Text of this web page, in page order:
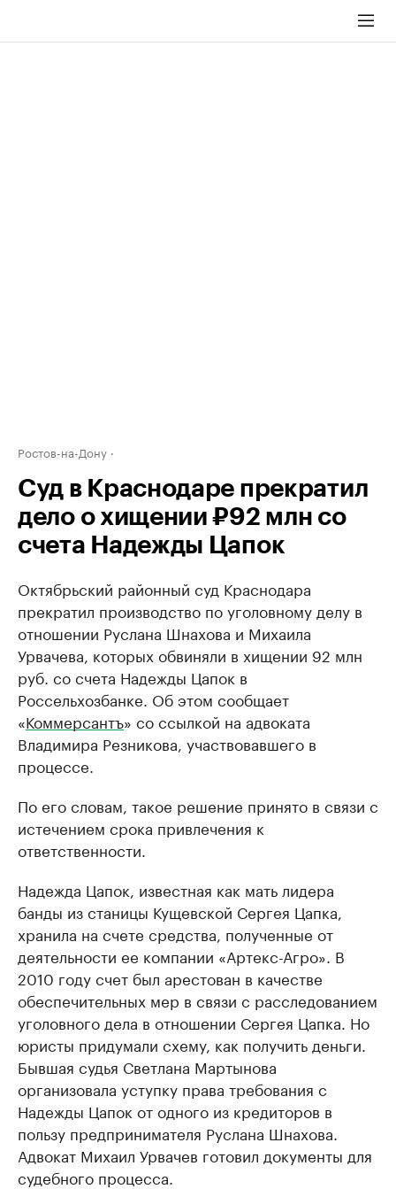
Ростов-на-Дону
Суд в Краснодаре прекратил
дело о хищении ₽92 млн со
счета Надежды Цапок
Октябрьский районный суд Краснодара
прекратил производство по уголовному делу в
отношении Руслана Шнахова и Михаила
Урвачева, которых обвиняли в хищении 92 млн
руб. со счета Надежды Цапок в
Россельхозбанке. Об этом сообщает
«Коммерсантъ» со ссылкой на адвоката
Владимира Резникова, участвовавшего в
процессе.
По его словам, такое решение принято в связи с
истечением срока привлечения к
ответственности.
Надежда Цапок, известная как мать лидера
банды из станицы Кущевской Сергея Цапка,
хранила на счете средства, полученные от
деятельности ее компании «Артекс-Агро». В
2010 году счет был арестован в качестве
обеспечительных мер в связи с расследованием
уголовного дела в отношении Сергея Цапка. Но
юристы придумали схему, как получить деньги.
Бывшая судья Светлана Мартынова
организовала уступку права требования с
Надежды Цапок от одного из кредиторов в
пользу предпринимателя Руслана Шнахова.
Адвокат Михаил Урвачев готовил документы для
судебного процесса.